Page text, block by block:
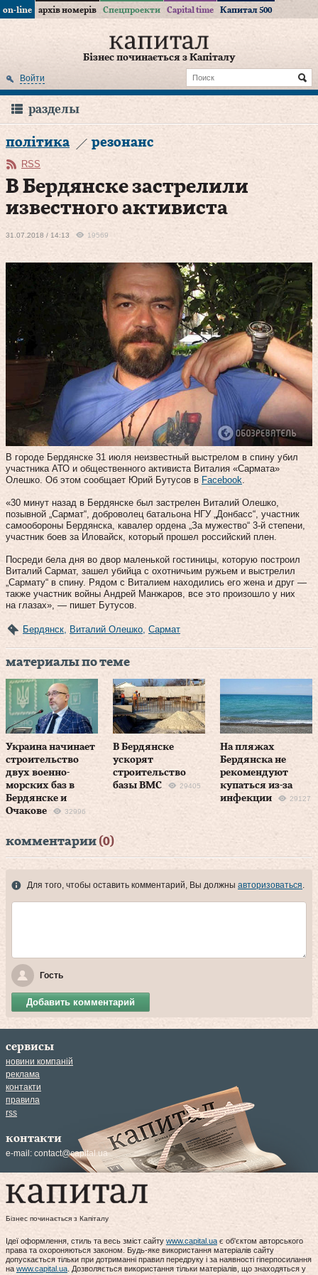
on-line архів номерів Спецпроекти Capital time Капитал 500
Бізнес починається з Капіталу
Войти
разделы
політика резонанс
RSS
В Бердянске застрелили
известного активиста
31.07.2018 / 14:13 19569
В городе Бердянске 31 июля неизвестный выстрелом в спину убил
участника АТО и общественного активиста Виталия «Сармата»
Олешко. Об этом сообщает Юрий Бутусов в Facebook
«30 минут назад в Бердянске был застрелен Виталий Олешко,
позывной „Сармат“, доброволец батальона НГУ „Донбасс“, участник
самообороны Бердянска, кавалер ордена „За мужество“ 3-й степени,
участник боев за Иловайск, который прошел российский плен.
Посреди бела дня во двор маленькой гостиницы, которую построил
Виталий Сармат, зашел убийца с охотничьим ружьем и выстрелил
„Сармату“ в спину. Рядом с Виталием находились его жена и друг —
также участник войны Андрей Манжаров, все это произошло у них
на глазах», — пишет Бутусов.
Бердянск Виталий Олешко Сармат
материалы по теме
Украина начинает
строительство
двух военно-
морских баз в
Бердянске и
Очакове
32996
В Бердянске
ускорят
строительство
базы ВМС
29405
На пляжах
Бердянска не
рекомендуют
купаться из-за
инфекции
29127
комментарии (0)
Для того, чтобы оставить комментарий, Вы должны авторизоваться.
Гость
Добавить комментарий
сервисы
новини компаній
реклама
контакти
правила
rss
контакти
e-mail: contact@capital.ua
Бізнес починається з Капіталу
Ідеї оформлення, стиль та весь зміст сайту www.capital.ua є об'єктом авторського
права та охороняються законом. Будь-яке використання матеріалів сайту
допускається тільки при дотриманні правил передруку і за наявності гіперпосилання
на www.capital.ua. Дозволяється використання тільки матеріалів, що знаходяться у